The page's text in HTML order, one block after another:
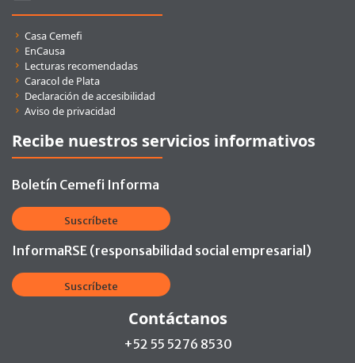
Enlaces rápidos
Casa Cemefi
EnCausa
Lecturas recomendadas
Caracol de Plata
Declaración de accesibilidad
Aviso de privacidad
Recibe nuestros servicios informativos
Boletín Cemefi Informa
Suscríbete
InformaRSE (responsabilidad social empresarial)
Suscríbete
Contáctanos
+52 55 5276 8530